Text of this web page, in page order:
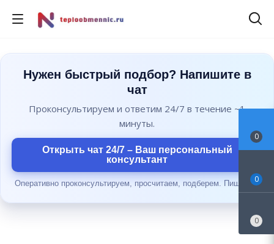
Нужен быстрый подбор? Напишите в
чат
Проконсультируем и ответим 24/7 в течение ~1
минуты.
Открыть чат 24/7 – Ваш персональный
консультант
Оперативно проконсультируем, просчитаем, подберем. Пишите...
0
0
0